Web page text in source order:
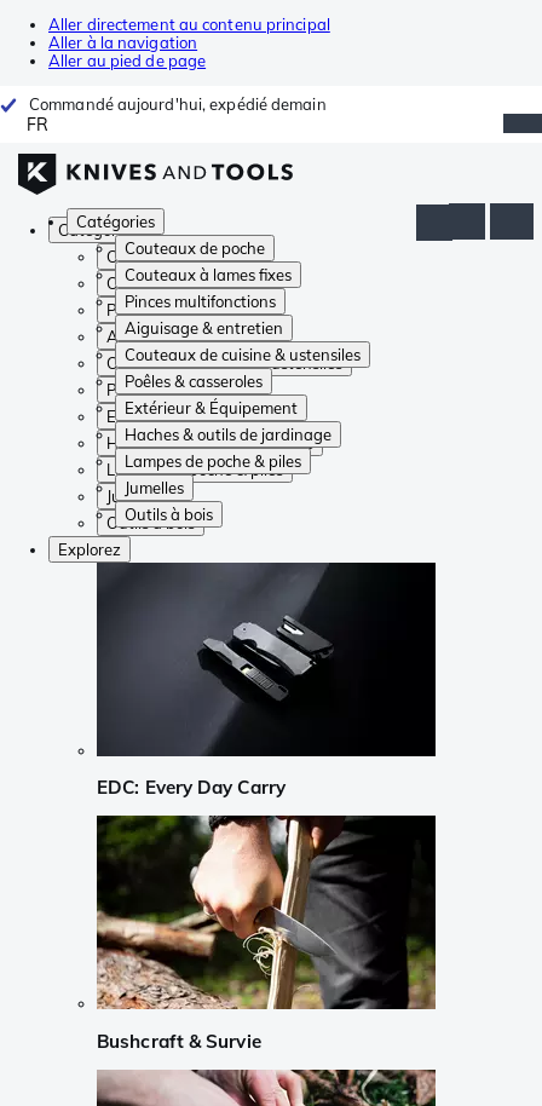
Aller directement au contenu principal
Aller à la navigation
Aller au pied de page
Commandé aujourd'hui, expédié demain
FR
Catégories
Couteaux de poche
Couteaux à lames fixes
Pinces multifonctions
Aiguisage & entretien
Couteaux de cuisine & ustensiles
Poêles & casseroles
Extérieur & Équipement
Haches & outils de jardinage
Lampes de poche & piles
Jumelles
Outils à bois
Catégories
Couteaux de poche
Couteaux à lames fixes
Pinces multifonctions
Aiguisage & entretien
Couteaux de cuisine & ustensiles
Poêles & casseroles
Extérieur & Équipement
Haches & outils de jardinage
Lampes de poche & piles
Jumelles
Outils à bois
Explorez
EDC: Every Day Carry
Bushcraft & Survie